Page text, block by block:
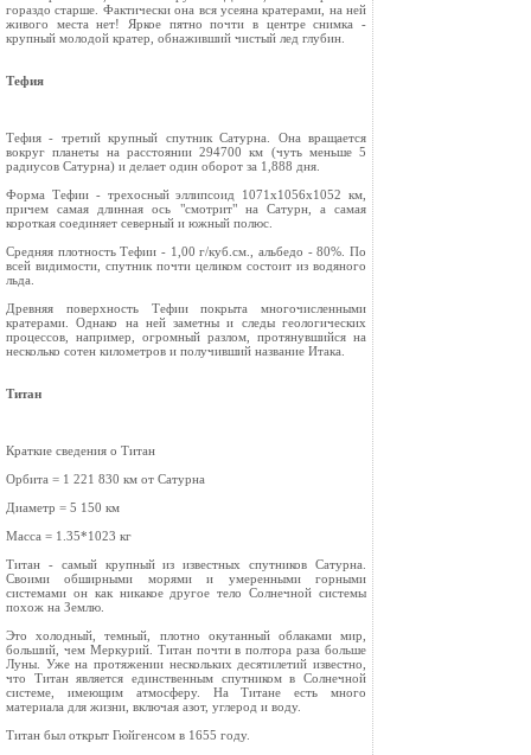
гораздо старше. Фактически она вся усеяна кратерами, на ней
живого места нет! Яркое пятно почти в центре снимка -
крупный молодой кратер, обнаживший чистый лед глубин.
Тефия
Тефия - третий крупный спутник Сатурна. Она вращается
вокруг планеты на расстоянии 294700 км (чуть меньше 5
радиусов Сатурна) и делает один оборот за 1,888 дня.
Форма Тефии - трехосный эллипсоид 1071х1056х1052 км,
причем самая длинная ось "смотрит" на Сатурн, а самая
короткая соединяет северный и южный полюс.
Средняя плотность Тефии - 1,00 г/куб.см., альбедо - 80%. По
всей видимости, спутник почти целиком состоит из водяного
льда.
Древняя поверхность Тефии покрыта многочисленными
кратерами. Однако на ней заметны и следы геологических
процессов, например, огромный разлом, протянувшийся на
несколько сотен километров и получивший название Итака.
Титан
Краткие сведения о Титан
Орбита = 1 221 830 км от Сатурна
Диаметр = 5 150 км
Масса = 1.35*1023 кг
Титан - самый крупный из известных спутников Сатурна.
Cвоими обширными морями и умеренными горными
системами он как никакое другое тело Солнечной системы
похож на Землю.
Это холодный, темный, плотно окутанный облаками мир,
больший, чем Меркурий. Титан почти в полтора раза больше
Луны. Уже на протяжении нескольких десятилетий известно,
что Титан является единственным спутником в Солнечной
системе, имеющим атмосферу. На Титане есть много
материала для жизни, включая азот, углерод и воду.
Титан был открыт Гюйгенсом в 1655 году.